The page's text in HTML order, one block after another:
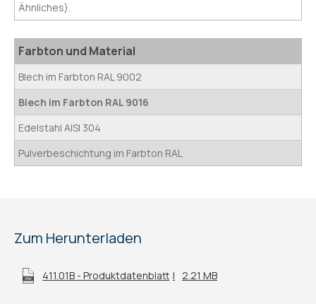
Ähnliches).
Farbton und Material
Blech im Farbton RAL 9002
Blech im Farbton RAL 9016
Edelstahl AISI 304
Pulverbeschichtung im Farbton RAL
Zum Herunterladen
411.01B - Produktdatenblatt 2.21 MB